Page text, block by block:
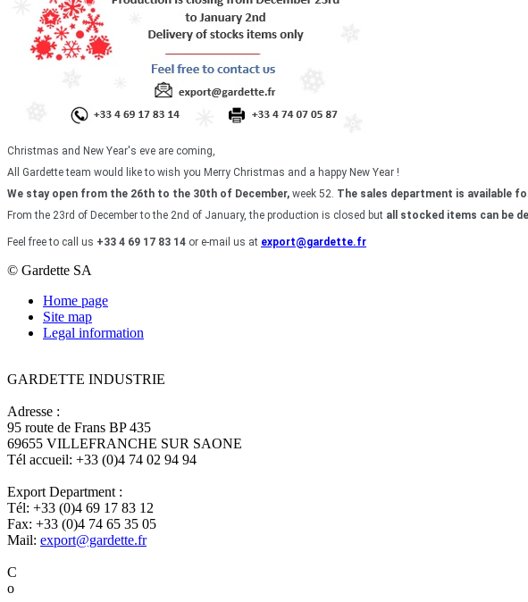
Christmas and New Year's eve are coming,
All Gardette team would like to wish you Merry Christmas and a happy New Year !
We stay open from the 26th to the 30th of December, week 52. The sales department is available
From the 23rd of December to the 2nd of January, the production is closed but all stocked items can be
Feel free to call us +33 4 69 17 83 14 or e-mail us at export@gardette.fr
© Gardette SA
Home page
Site map
Legal information
GARDETTE INDUSTRIE
Adresse :
95 route de Frans BP 435
69655 VILLEFRANCHE SUR SAONE
Tél accueil: +33 (0)4 74 02 94 94
Export Department :
Tél: +33 (0)4 69 17 83 12
Fax: +33 (0)4 74 65 35 05
Mail: export@gardette.fr
C
o